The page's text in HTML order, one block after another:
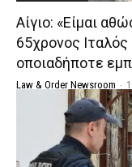
Αίγιο: «Είμαι
65χρονος Ιταλός
οποιαδήποτε
Law & Order Newsroom -